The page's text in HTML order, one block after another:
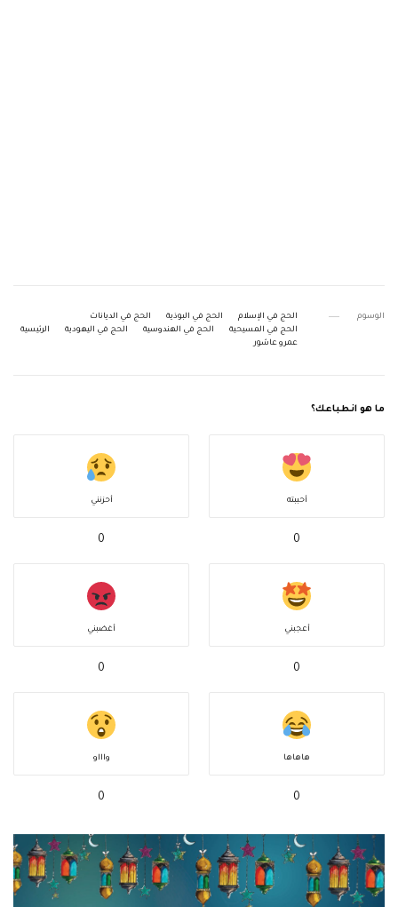
الوسوم الحج في الإسلام الحج في البوذية
الحج في الديانات
الحج في المسيحية
الحج في الهندوسية الحج في اليهودية
الرئيسية
عمرو عاشور
ما هو انطباعك؟
أحببته
0
أحزنني
0
أعجبني
0
أغضبني
0
هاهاها
0
واااو
0